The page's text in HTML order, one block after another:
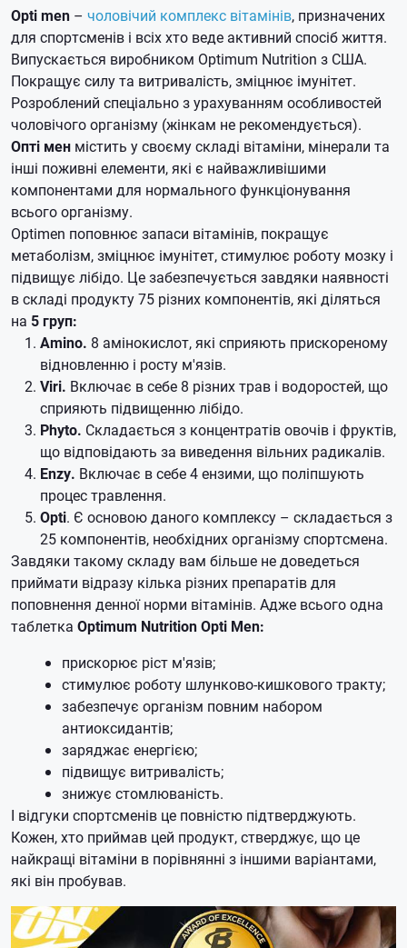
Opti men – чоловічий комплекс вітамінів, призначених
для спортсменів і всіх хто веде активний спосіб життя.
Випускається виробником Optimum Nutrition з США.
Покращує силу та витривалість, зміцнює імунітет.
Розроблений спеціально з урахуванням особливостей
чоловічого організму (жінкам не рекомендується).
Опті мен містить у своєму складі вітаміни, мінерали та
інші поживні елементи, які є найважливішими
компонентами для нормального функціонування
всього організму.
Optimen поповнює запаси вітамінів, покращує
метаболізм, зміцнює імунітет, стимулює роботу мозку і
підвищує лібідо. Це забезпечується завдяки наявності
в складі продукту 75 різних компонентів, які діляться
на 5 груп:
Amino. 8 амінокислот, які сприяють прискореному
відновленню і росту м'язів.
Viri. Включає в себе 8 різних трав і водоростей, що
сприяють підвищенню лібідо.
Phyto. Складається з концентратів овочів і фруктів,
що відповідають за виведення вільних радикалів.
Enzy. Включає в себе 4 ензими, що поліпшують
процес травлення.
Opti. Є основою даного комплексу – складається з
25 компонентів, необхідних організму спортсмена.
Завдяки такому складу вам більше не доведеться
приймати відразу кілька різних препаратів для
поповнення денної норми вітамінів. Адже всього одна
таблетка Optimum Nutrition Opti Men:
прискорює ріст м'язів;
стимулює роботу шлунково-кишкового тракту;
забезпечує організм повним набором
антиоксидантів;
заряджає енергією;
підвищує витривалість;
знижує стомлюваність.
І відгуки спортсменів це повністю підтверджують.
Кожен, хто приймав цей продукт, стверджує, що це
найкращі вітаміни в порівнянні з іншими варіантами,
які він пробував.